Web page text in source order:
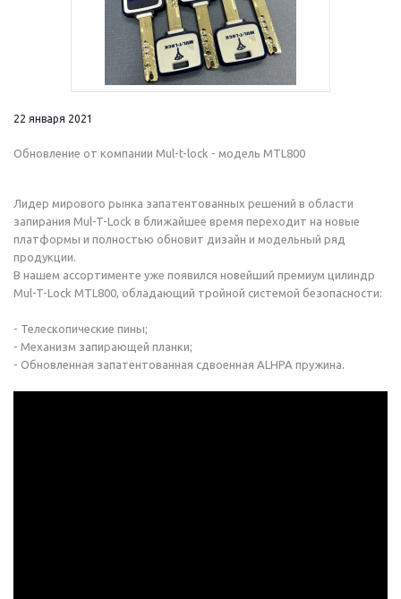
22 января 2021
Обновление от компании Mul-t-lock - модель MTL800
Лидер мирового рынка запатентованных решений в области
запирания Mul-T-Lock в ближайшее время переходит на новые
платформы и полностью обновит дизайн и модельный ряд
продукции.
В нашем ассортименте уже появился новейший премиум цилиндр
Mul-T-Lock MTL800, обладающий тройной системой безопасности:
- Телескопические пины;
- Механизм запирающей планки;
- Обновленная запатентованная сдвоенная ALHPA пружина.